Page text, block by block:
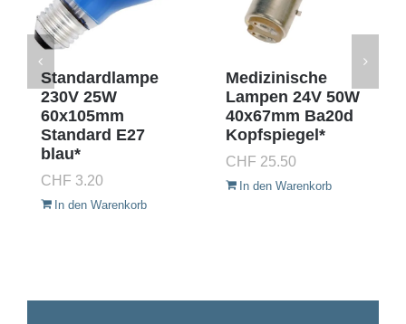
Standardlampe
230V 25W
60x105mm
Standard E27
blau*
CHF 3.20
In den Warenkorb
Medizinische
Lampen 24V 50W
40x67mm Ba20d
Kopfspiegel*
CHF 25.50
In den Warenkorb